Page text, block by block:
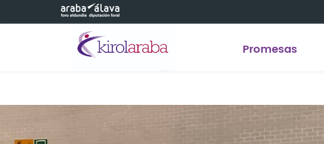
Saltar al contenido principal
Promesas